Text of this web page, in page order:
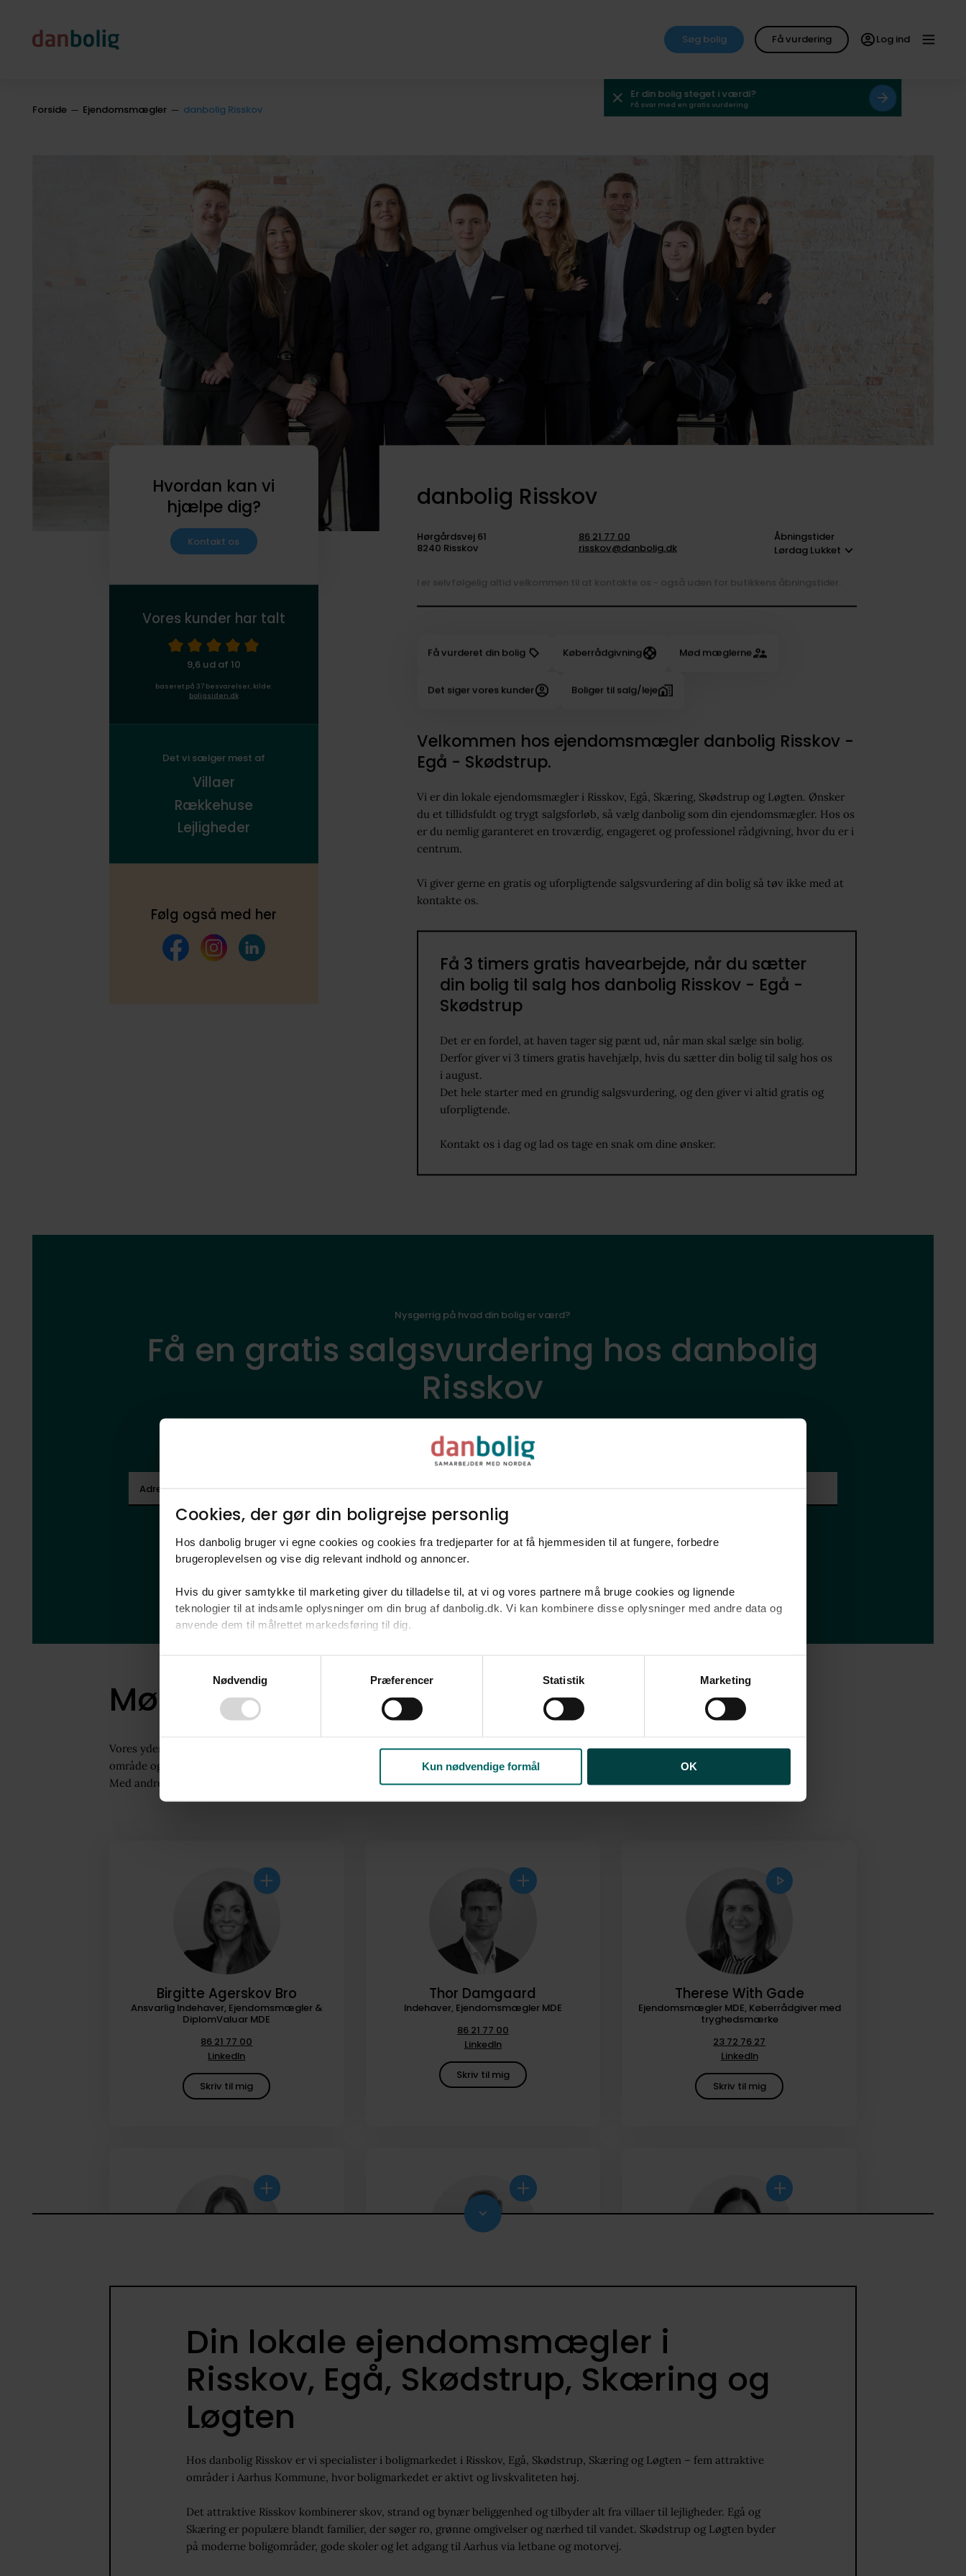
Cookies, der gør din boligrejse personlig​
Hos danbolig bruger vi egne cookies og cookies fra tredjeparter for at få hjemmesiden til at fungere, forbedre
brugeroplevelsen og vise dig relevant indhold og annoncer.​
Hvis du giver samtykke til marketing giver du tilladelse til, at vi og vores partnere må bruge cookies og lignende
teknologier til at indsamle oplysninger om din brug af danbolig.dk. Vi kan kombinere disse oplysninger med andre data og
anvende dem til målrettet markedsføring til dig.​
Ved at klikke på ”OK” giver du samtykke til alle formål. Du kan til enhver tid læse mere om brugen af cookies samt
tilbagekalde dit samtykke ved at følge linket til vores
. Oplysninger om behandling af personoplysninger
Nødvendig Præferencer Statistik Marketing
Kun nødvendige formål OK
Søg bolig Få vurdering Log ind
Er din bolig steget i værdi?
Få svar med en gratis vurdering
Forside Ejendomsmægler danbolig Risskov
danbolig Risskov
Hørgårdsvej 61
8240 Risskov
86 21 77 00
risskov@danbolig.dk
Åbningstider
Lørdag Lukket
Få vurderet din bolig Køberrådgivning Mød mæglerne
Det siger vores kunder Boliger til salg/leje
Velkommen hos ejendomsmægler danbolig Risskov -
Egå - Skødstrup.
Vi er din lokale ejendomsmægler i Risskov, Egå, Skæring, Skødstrup og Løgten. Ønsker
du et tillidsfuldt og trygt salgsforløb, så vælg danbolig som din ejendomsmægler. Hos os
er du nemlig garanteret en troværdig, engageret og professionel rådgivning, hvor du er i
centrum.
Vi giver gerne en gratis og uforpligtende salgsvurdering af din bolig så tøv ikke med at
kontakte os.
Få 3 timers gratis havearbejde, når du sætter
din bolig til salg hos danbolig Risskov - Egå -
Skødstrup
Det er en fordel, at haven tager sig pænt ud, når man skal sælge sin bolig.
Derfor giver vi 3 timers gratis havehjælp, hvis du sætter din bolig til salg hos os
i august.
Det hele starter med en grundig salgsvurdering, og den giver vi altid gratis og
uforpligtende.
Kontakt os i dag og lad os tage en snak om dine ønsker.
Hvordan kan vi
hjælpe dig?
Kontakt os
Vores kunder har talt
9,6 ud af 10
baseret på 37 besvarelser, kilde:
boligsiden.dk
Det vi sælger mest af
Villaer
Rækkehuse
Lejligheder
Følg også med her
FacebookInstagram
LinkedIn
Nysgerrig på hvad din bolig er værd?
Få en gratis salgsvurdering hos danbolig
Risskov
Indtast adressen på din bolig og dine kontaktdetaljer - så ringer vi dig op hurtigst muligt
Adresse*
Ved at bestille en vurdering accepterer dudanboligs retningslinjer for brugen af personlige oplysninger
Ring mig op
Mød teamet
Vores yderst kompetente medarbejdere er alle bosat i området og kender markedets udvikling, kvaliteterne i dit
område og ved, hvad køberne lægger vægt på. Til sammen har vi mere end 70 års erfaring med salg af alle boligtyper.
Med andre ord - vi elsker at sælge boliger, og vi håber, at vi også må hjælpe dig godt videre i livet.
Birgitte Agerskov Bro
Ansvarlig Indehaver, Ejendomsmægler &
DiplomValuar MDE
86 21 77 00
LinkedIn
Skriv til mig
Thor Damgaard
Indehaver, Ejendomsmægler MDE
86 21 77 00
LinkedIn
Skriv til mig
Therese With Gade
Ejendomsmægler MDE, Køberrådgiver med
tryghedsmærke
23 72 76 27
LinkedIn
Skriv til mig
86 21 77 00
Skriv til mig
44 14 55 20
Skriv til mig
Køberrådgiver med tryghedsmærke
Skriv til mig
Din lokale ejendomsmægler i
Risskov, Egå, Skødstrup, Skæring og
Løgten
Hos danbolig Risskov er vi specialister i boligmarkedet i Risskov, Egå, Skødstrup, Skæring og Løgten – fem attraktive
områder i Aarhus Kommune, hvor boligmarkedet er aktivt og livskvaliteten høj.
Det attraktive Risskov kombinerer skov, strand og bynær beliggenhed og tilbyder alt fra villaer til lejligheder. Egå og
Skæring er populære blandt familier, der søger ro, grønne omgivelser og nærhed til vandet. Skødstrup og Løgten byder
på moderne boligområder, gode skoler og let adgang til Aarhus via letbane og motorvej.